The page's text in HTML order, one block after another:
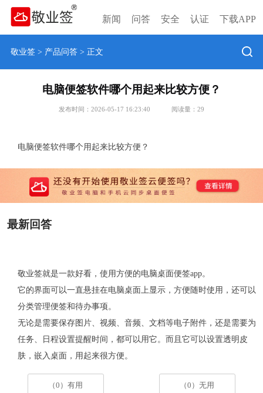
新闻 问答 安全 认证 下载APP
敬业签> 产品问答> 正文
电脑便签软件哪个用起来比较方便？
发布时间：2026-05-17 16:23:40 阅读量： 29
电脑便签软件哪个用起来比较方便？
最新回答
敬业签就是一款好看，使用方便的电脑桌面便签app。
它的界面可以一直悬挂在电脑桌面上显示，方便随时使用，还可以
分类管理便签和待办事项。
无论是需要保存图片、视频、音频、文档等电子附件，还是需要为
任务、日程设置提醒时间，都可以用它。而且它可以设置透明皮
肤，嵌入桌面，用起来很方便。
（0）有用 （0）无用